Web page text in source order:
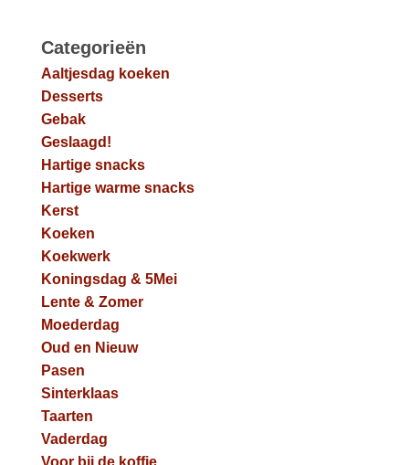
Categorieën
Aaltjesdag koeken
Desserts
Gebak
Geslaagd!
Hartige snacks
Hartige warme snacks
Kerst
Koeken
Koekwerk
Koningsdag & 5Mei
Lente & Zomer
Moederdag
Oud en Nieuw
Pasen
Sinterklaas
Taarten
Vaderdag